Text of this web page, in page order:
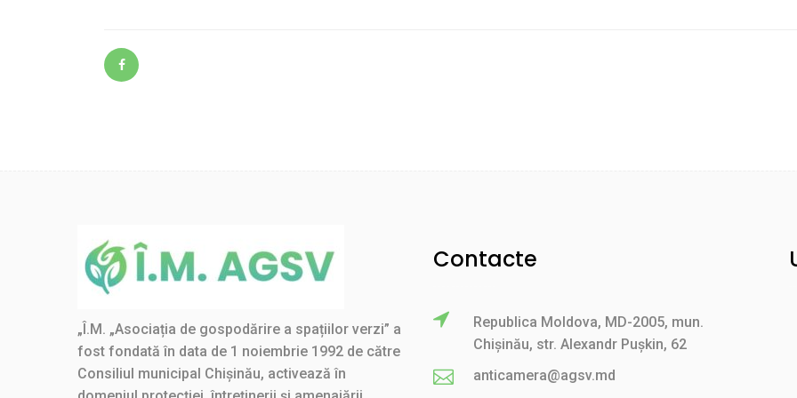
„Î.M. „Asociația de gospodărire a spațiilor verzi” a
fost fondată în data de 1 noiembrie 1992 de către
Consiliul municipal Chișinău, activează în
Contacte
Republica Moldova, MD-2005, mun.
Chișinău, str. Alexandr Pușkin, 62
anticamera@agsv.md